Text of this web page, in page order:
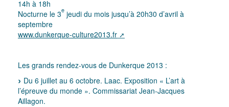
14h à 18h
Nocturne le 3e jeudi du mois jusqu’à 20h30 d’avril à
septembre
www.dunkerque-culture2013.fr
Les grands rendez-vous de Dunkerque 2013 :
Du 6 juillet au 6 octobre. Laac. Exposition « L’art à
l’épreuve du monde ». Commissariat Jean-Jacques
Aillagon.